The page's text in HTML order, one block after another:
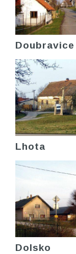
Doubravice
Lhota
Dolsko